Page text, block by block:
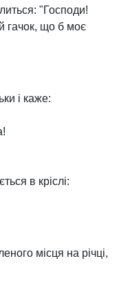
"Господи!
гачок, що б моє
і каже:
в кріслі:
місця на річці,